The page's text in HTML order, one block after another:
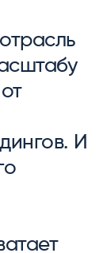
И